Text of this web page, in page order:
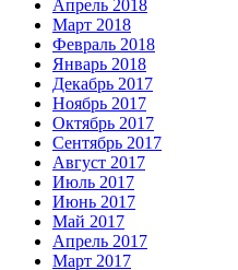
Апрель 2018
Март 2018
Февраль 2018
Январь 2018
Декабрь 2017
Ноябрь 2017
Октябрь 2017
Сентябрь 2017
Август 2017
Июль 2017
Июнь 2017
Май 2017
Апрель 2017
Март 2017